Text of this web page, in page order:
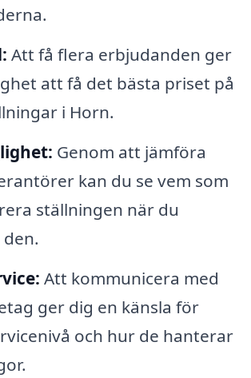
Att få flera erbjudanden ger
att få det bästa priset på
i Horn.
Genom att jämföra
kan du se vem som
ställningen när du
Att kommunicera med
ger dig en känsla för
och hur de hanterar